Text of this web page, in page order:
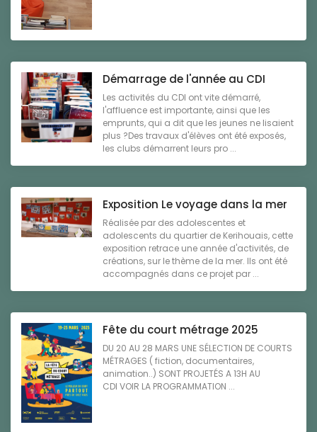
Démarrage de l'année au CDI
Les activités du CDI ont vite démarré,
l'affluence est importante, ainsi que les
emprunts, qui a dit que les jeunes ne lisaient
plus ?Des travaux d'élèves ont été exposés,
les clubs démarrent leurs pro ...
Exposition Le voyage dans la mer
Réalisée par des adolescentes et
adolescents du quartier de Kerihouais, cette
exposition retrace une année d'activités, de
créations, sur le thème de la mer. Ils ont été
accompagnés dans ce projet par ...
Fête du court métrage 2025
DU 20 AU 28 MARS UNE SÉLECTION DE COURTS
MÉTRAGES ( fiction, documentaires,
animation..) SONT PROJETÉS A 13H AU
CDI VOIR LA PROGRAMMATION ...